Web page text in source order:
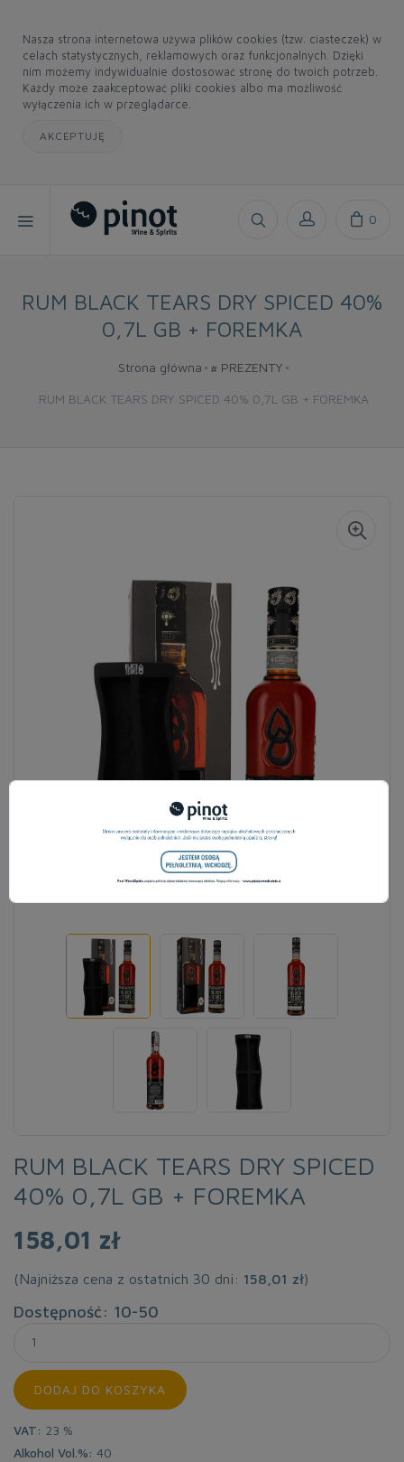
Nasza strona internetowa używa plików cookies (tzw. ciasteczek) w
celach statystycznych, reklamowych oraz funkcjonalnych. Dzięki
nim możemy indywidualnie dostosować stronę do twoich potrzeb.
Każdy może zaakceptować pliki cookies albo ma możliwość
wyłączenia ich w przeglądarce.
AKCEPTUJĘ
0
RUM BLACK TEARS DRY SPICED 40%
0,7L GB + FOREMKA
Strona główna # PREZENTY
RUM BLACK TEARS DRY SPICED 40% 0,7L GB + FOREMKA
RUM BLACK TEARS DRY SPICED
40% 0,7L GB + FOREMKA
158,01 zł
(Najniższa cena z ostatnich 30 dni: 158,01 zł)
Dostępność: 10-50
DODAJ DO KOSZYKA
VAT: 23 %
Alkohol Vol.%: 40